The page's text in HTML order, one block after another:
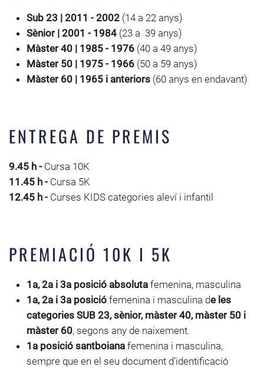
Sub 23 | 2011 - 2002 (14 a 22 anys)
Sènior | 2001 - 1984 (23 a 39 anys)
Màster 40 | 1985 - 1976 (40 a 49 anys)
Màster 50 | 1975 - 1966 (50 a 59 anys)
Màster 60 | 1965 i anteriors (60 anys en endavant)
ENTREGA DE PREMIS
9.45 h - Cursa 10K
11.45 h - Cursa 5K
12.45 h - Curses KIDS categories aleví i infantil
PREMIACIÓ 10K I 5K
1a, 2a i 3a posició absoluta femenina, masculina
1a, 2a i 3a posició femenina i masculina de les
categories SUB 23, sènior, màster 40, màster 50 i
màster 60, segons any de naixement.
1a posició santboiana femenina i masculina,
sempre que en el seu document d’identificació